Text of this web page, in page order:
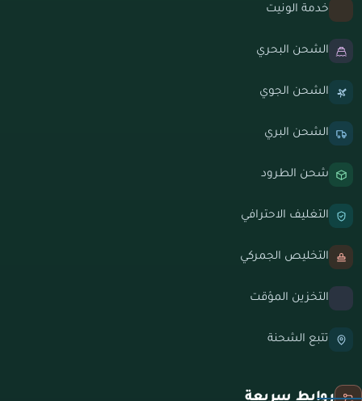
خدمة الونيت
الشحن البحري
الشحن الجوي
الشحن البري
شحن الطرود
التغليف الاحترافي
التخليص الجمركي
التخزين المؤقت
تتبع الشحنة